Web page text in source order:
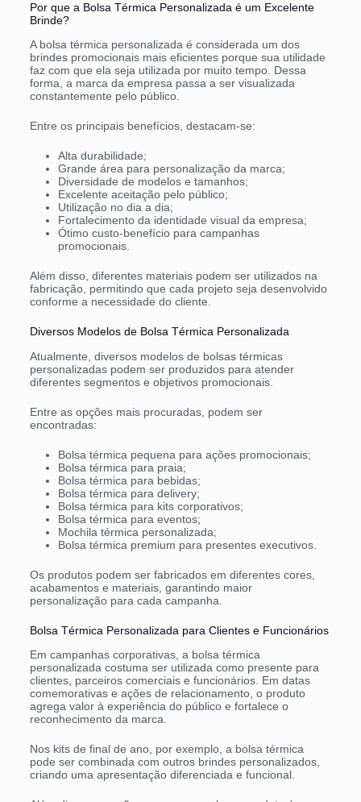
Por que a Bolsa Térmica Personalizada é um Excelente
Brinde?
A bolsa térmica personalizada é considerada um dos
brindes promocionais mais eficientes porque sua utilidade
faz com que ela seja utilizada por muito tempo. Dessa
forma, a marca da empresa passa a ser visualizada
constantemente pelo público.
Entre os principais benefícios, destacam-se:
Alta durabilidade;
Grande área para personalização da marca;
Diversidade de modelos e tamanhos;
Excelente aceitação pelo público;
Utilização no dia a dia;
Fortalecimento da identidade visual da empresa;
Ótimo custo-benefício para campanhas
promocionais.
Além disso, diferentes materiais podem ser utilizados na
fabricação, permitindo que cada projeto seja desenvolvido
conforme a necessidade do cliente.
Diversos Modelos de Bolsa Térmica Personalizada
Atualmente, diversos modelos de bolsas térmicas
personalizadas podem ser produzidos para atender
diferentes segmentos e objetivos promocionais.
Entre as opções mais procuradas, podem ser
encontradas:
Bolsa térmica pequena para ações promocionais;
Bolsa térmica para praia;
Bolsa térmica para bebidas;
Bolsa térmica para delivery;
Bolsa térmica para kits corporativos;
Bolsa térmica para eventos;
Mochila térmica personalizada;
Bolsa térmica premium para presentes executivos.
Os produtos podem ser fabricados em diferentes cores,
acabamentos e materiais, garantindo maior
personalização para cada campanha.
Bolsa Térmica Personalizada para Clientes e Funcionários
Em campanhas corporativas, a bolsa térmica
personalizada costuma ser utilizada como presente para
clientes, parceiros comerciais e funcionários. Em datas
comemorativas e ações de relacionamento, o produto
agrega valor à experiência do público e fortalece o
reconhecimento da marca.
Nos kits de final de ano, por exemplo, a bolsa térmica
pode ser combinada com outros brindes personalizados,
criando uma apresentação diferenciada e funcional.